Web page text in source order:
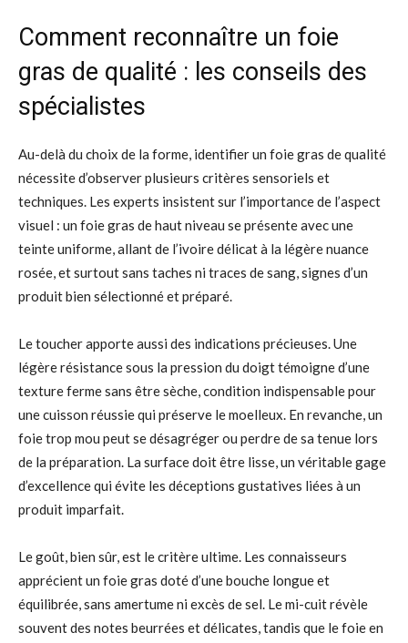
Comment reconnaître un foie
gras de qualité : les conseils des
spécialistes
Au-delà du choix de la forme, identifier un foie gras de qualité
nécessite d’observer plusieurs critères sensoriels et
techniques. Les experts insistent sur l’importance de l’aspect
visuel : un foie gras de haut niveau se présente avec une
teinte uniforme, allant de l’ivoire délicat à la légère nuance
rosée, et surtout sans taches ni traces de sang, signes d’un
produit bien sélectionné et préparé.
Le toucher apporte aussi des indications précieuses. Une
légère résistance sous la pression du doigt témoigne d’une
texture ferme sans être sèche, condition indispensable pour
une cuisson réussie qui préserve le moelleux. En revanche, un
foie trop mou peut se désagréger ou perdre de sa tenue lors
de la préparation. La surface doit être lisse, un véritable gage
d’excellence qui évite les déceptions gustatives liées à un
produit imparfait.
Le goût, bien sûr, est le critère ultime. Les connaisseurs
apprécient un foie gras doté d’une bouche longue et
équilibrée, sans amertume ni excès de sel. Le mi-cuit révèle
souvent des notes beurrées et délicates, tandis que le foie en